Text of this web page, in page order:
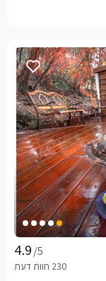
/5